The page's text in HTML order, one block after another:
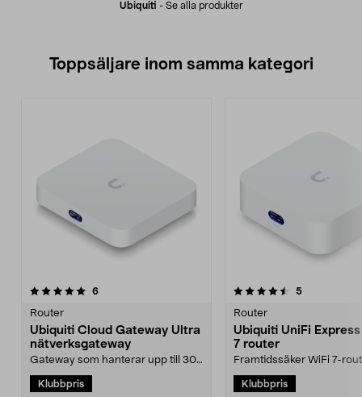
Ubiquiti - Se alla produkter
Toppsäljare inom samma kategori
6recensioner
Router
Ubiquiti Cloud Gateway Ultra
nätverksgateway
Gateway som hanterar upp till 30
Ubiquiti Cloud ...
Klubbpris
4.5 av 5 stjärnor 5recensioner
Router
Ubiquiti UniFi
7 router
Framtidssäker WiFi 7-
Ubiquiti UniFi ...
Klubbpris
5.0 av 5 stjärnor